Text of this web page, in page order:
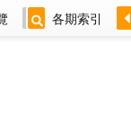
各期索引